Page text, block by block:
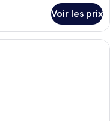
Voir les prix
de qualité supérieure,